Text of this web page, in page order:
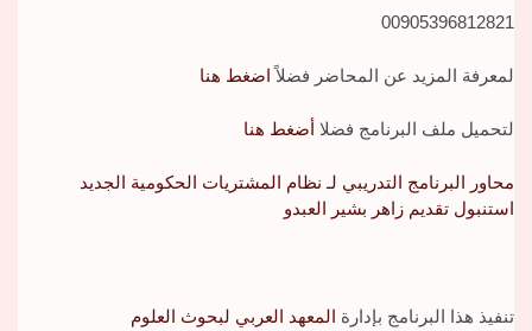
00905396812821
لمعرفة المزيد عن المحاضر فضلاًاضغط هنا
لتحميل ملف البرنامج فضلا أضغط هنا
محاور البرنامج التدريبي لـ نظام المشتريات الحكومية الجديد
استنبول تقديم زاهر بشير العبدو
تنفيذ هذا البرنامج بإدارة المعهد العربي لبحوث العلوم